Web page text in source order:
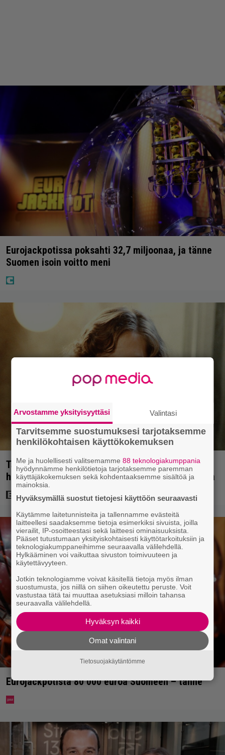
Eurojackpotissa poksahti 32,7 miljoonaa, ja tänne
Suomen isoin voitto meni
Tänän tv:ssä: Esko Salminen ja Satu Silvo tekevät
hienot pääroolit vuoden 1984 menestyselokuvassa
Eurojackpotista 80 000 euroa Suomeen – tänne
Arvostamme yksityisyyttäsi Valintasi
Tarvitsemme suostumuksesi tarjotaksemme
henkilökohtaisen käyttökokemuksen
Me ja huolellisesti valitsemamme88 teknologiakumppania
hyödynnämme henkilötietoja tarjotaksemme paremman
käyttäjäkokemuksen sekä kohdentaaksemme sisältöä ja
mainoksia.
Hyväksymällä suostut tietojesi käyttöön seuraavasti
Käytämme laitetunnisteita ja tallennamme evästeitä
laitteellesi saadaksemme tietoja esimerkiksi sivuista, joilla
vierailit, IP-osoitteestasi sekä laitteesi ominaisuuksista.
Pääset tutustumaan yksityiskohtaisesti käyttötarkoituksiin ja
teknologiakumppaneihimme seuraavalla välilehdellä.
Hylkääminen voi vaikuttaa sivuston toimivuuteen ja
käytettävyyteen.
Jotkin teknologiamme voivat käsitellä tietoja myös ilman
suostumusta, jos niillä on siihen oikeutettu peruste. Voit
vastustaa tätä tai muuttaa asetuksiasi milloin tahansa
seuraavalla välilehdellä.
Hyväksyn kaikki
Omat valintani
Tietosuojakäytäntömme